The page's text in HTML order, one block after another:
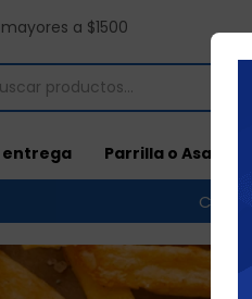
entrega Parrilla o Asado
a $1500